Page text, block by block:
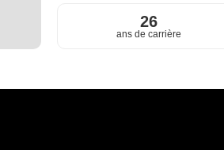
26
ans de carrière